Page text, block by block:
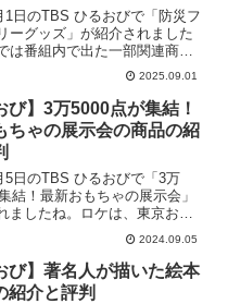
1日のTBS ひるおびで「防災フ
ーグッズ」が紹介されました
は番組内で出た一部関連商品
紹介いたします。参考になれ
2025.09.01
び】3万5000点が集結！
ちゃの展示会の商品の紹
5日のTBS ひるおびで「3万
結！最新おもちゃの展示会」
ましたね。ロケは、東京おも
2024＠東京ビッグサイトでし
は番組内で出た一部関連商品
紹介いたします。参考になれ
。
2024.09.05
び】著名人が描いた絵本
紹介と評判